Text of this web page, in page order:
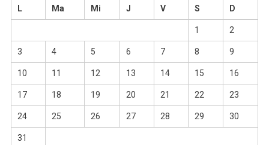
L
Ma Mi J V S D
1 2
3 4 5 6 7 8 9
10 11 12 13 14 15 16
17 18 19 20 21 22 23
24 25 26 27 28 29 30
31